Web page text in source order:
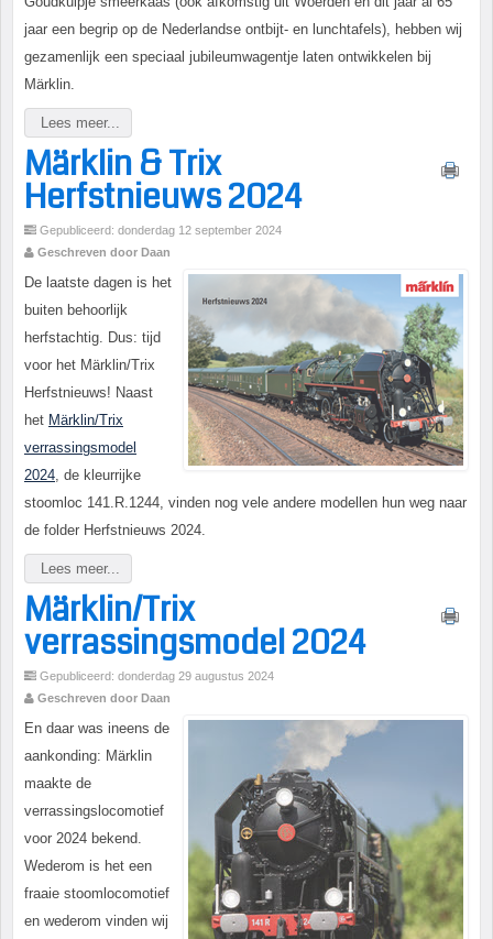
jaar een begrip op de Nederlandse ontbijt- en lunchtafels), hebben wij
gezamenlijk een speciaal jubileumwagentje laten ontwikkelen bij
Märklin.
Lees meer...
Märklin & Trix
Herfstnieuws 2024
Gepubliceerd: donderdag 12 september 2024
Geschreven door Daan
De laatste dagen is het
buiten behoorlijk
herfstachtig. Dus: tijd
voor het Märklin/Trix
Herfstnieuws! Naast
het Märklin/Trix
verrassingsmodel
2024, de kleurrijke
stoomloc 141.R.1244, vinden nog vele andere modellen hun weg naar
de folder Herfstnieuws 2024.
Lees meer...
Märklin/Trix
verrassingsmodel 2024
Gepubliceerd: donderdag 29 augustus 2024
Geschreven door Daan
En daar was ineens de
aankonding: Märklin
maakte de
verrassingslocomotief
voor 2024 bekend.
Wederom is het een
fraaie stoomlocomotief
en wederom vinden wij